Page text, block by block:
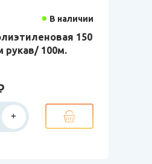
В наличии
150
рукав/ 100м.